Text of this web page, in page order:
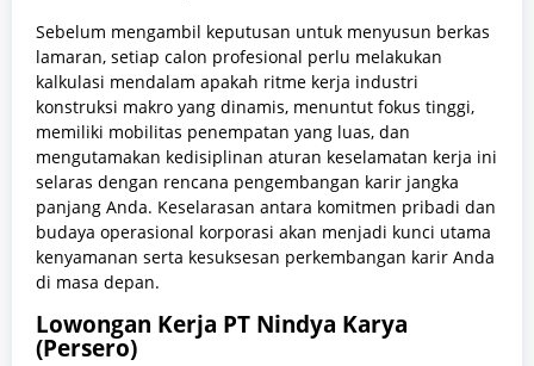
Sebelum mengambil keputusan untuk menyusun berkas
lamaran, setiap calon profesional perlu melakukan
kalkulasi mendalam apakah ritme kerja industri
konstruksi makro yang dinamis, menuntut fokus tinggi,
memiliki mobilitas penempatan yang luas, dan
mengutamakan kedisiplinan aturan keselamatan kerja ini
selaras dengan rencana pengembangan karir jangka
panjang Anda. Keselarasan antara komitmen pribadi dan
budaya operasional korporasi akan menjadi kunci utama
kenyamanan serta kesuksesan perkembangan karir Anda
di masa depan.
Lowongan Kerja PT Nindya Karya
(Persero)